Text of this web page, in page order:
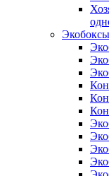
Экобоксы